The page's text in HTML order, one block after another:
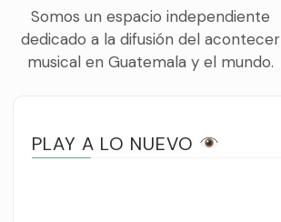
Somos un espacio independiente
dedicado a la difusión del acontecer
musical en Guatemala y el mundo.
PLAY A LO NUEVO